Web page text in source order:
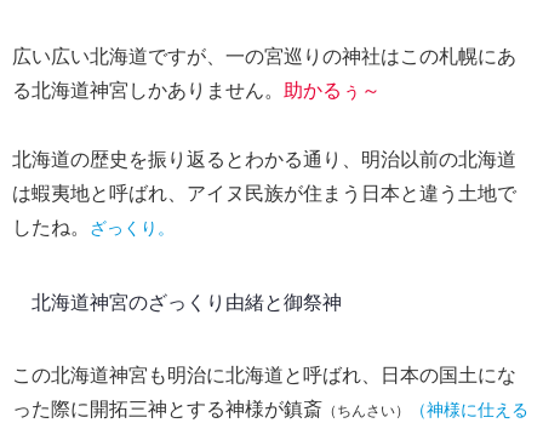
広い広い北海道ですが、一の宮巡りの神社はこの札幌にあ
る北海道神宮しかありません。
助かるぅ～
北海道の歴史を振り返るとわかる通り、明治以前の北海道
は蝦夷地と呼ばれ、アイヌ民族が住まう日本と違う土地で
したね。 ざっくり。
北海道神宮のざっくり由緒と御祭神
この北海道神宮も明治に北海道と呼ばれ、日本の国土にな
った際に開拓三神とする神様が鎮斎 （ちんさい） （神様に仕える